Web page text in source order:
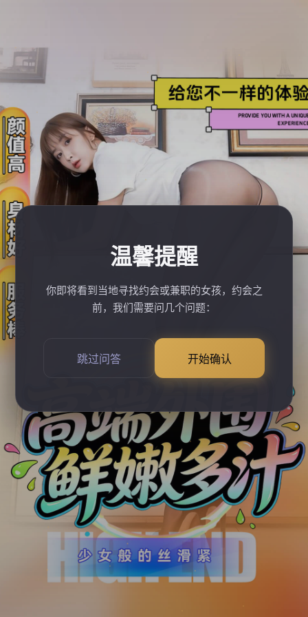
温馨提醒
你即将看到当地寻找约会或兼职的女孩，约会之
前，我们需要问几个问题：
跳过问答 开始确认